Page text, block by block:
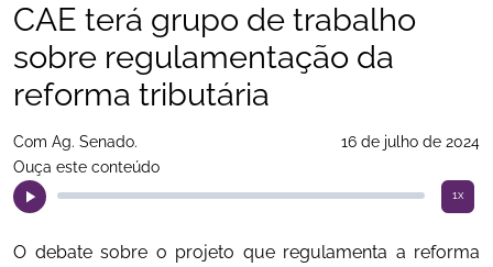
CAE terá grupo de trabalho
sobre regulamentação da
reforma tributária
Com Ag. Senado.
16 de julho de 2024
Ouça este conteúdo
1x
O debate sobre o projeto que regulamenta a reforma